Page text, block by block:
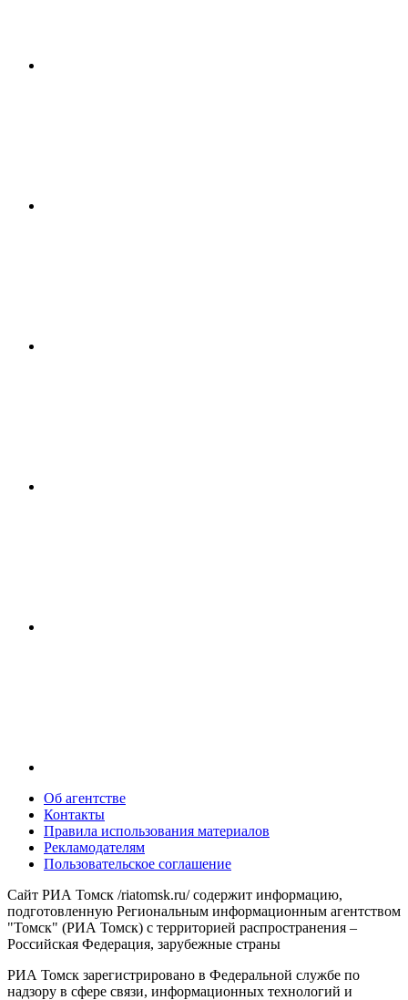
Об агентстве
Контакты
Правила использования материалов
Рекламодателям
Пользовательское соглашение
Сайт РИА Томск /riatomsk.ru/ содержит информацию,
подготовленную Региональным информационным агентством
"Томск" (РИА Томск) с территорией распространения –
Российская Федерация, зарубежные страны
РИА Томск зарегистрировано в Федеральной службе по
надзору в сфере связи, информационных технологий и